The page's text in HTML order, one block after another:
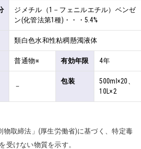
ジメチル（1－フェニルエチル）ベンゼ
ン(化管法第1種)・・・5.4%
類白色水和性粘稠懸濁液体
普通物※ 有効年限 4年
－
包装
500ml×20、
10L×2
物取締法」(厚生労働省)に基づく、特定毒
受けない物質を示す。